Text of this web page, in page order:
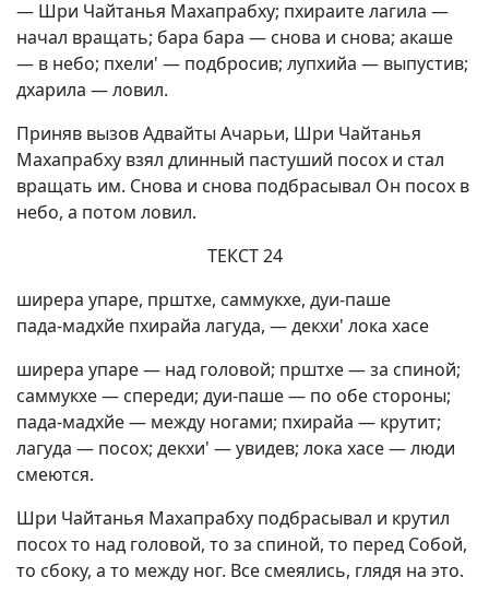
— Шри Чайтанья Махапрабху; пхираите лагила —
начал вращать; бара бара — снова и снова; акаше
— в небо; пхели' — подбросив; лупхийа — выпустив;
дхарила — ловил.
Приняв вызов Адвайты Ачарьи, Шри Чайтанья
Махапрабху взял длинный пастуший посох и стал
вращать им. Снова и снова подбрасывал Он посох в
небо, а потом ловил.
ТЕКСТ 24
ширера упаре, прштхе, саммукхе, дуи-паше
пада-мадхйе пхирайа лагуда, — декхи' лока хасе
ширера упаре — над головой; прштхе — за спиной;
саммукхе — спереди; дуи-паше — по обе стороны;
пада-мадхйе — между ногами; пхирайа — крутит;
лагуда — посох; декхи' — увидев; лока хасе — люди
смеются.
Шри Чайтанья Махапрабху подбрасывал и крутил
посох то над головой, то за спиной, то перед Собой,
то сбоку, а то между ног. Все смеялись, глядя на это.